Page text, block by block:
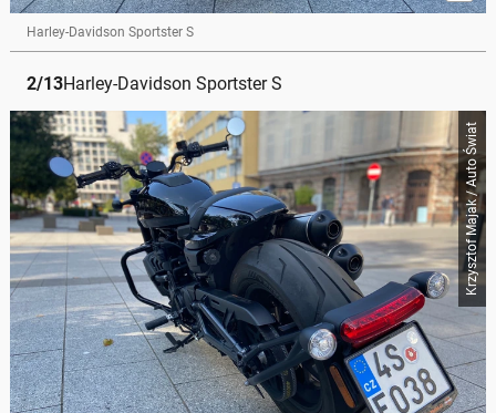
Harley-Davidson Sportster S
2/13Harley-Davidson Sportster S
Krzysztof Majak / Auto Świat